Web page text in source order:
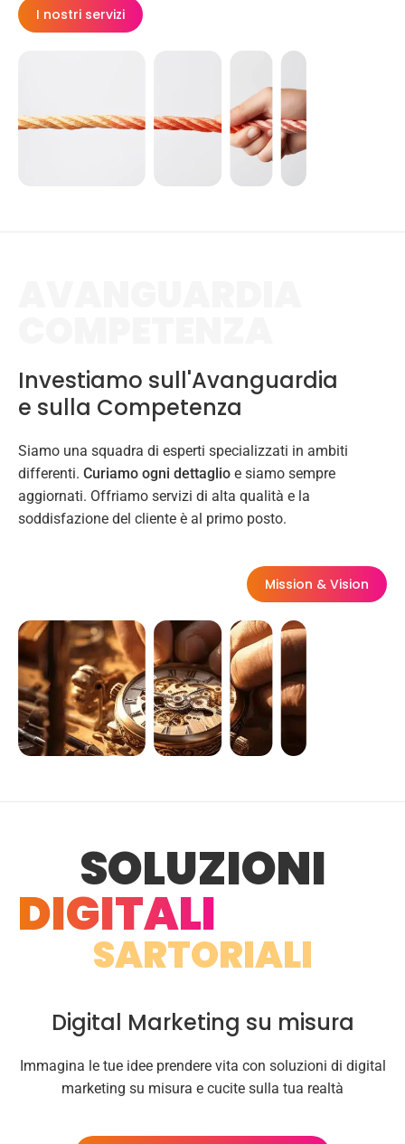
I nostri servizi
Investiamo sull'Avanguardia
e sulla Competenza
Siamo una squadra di esperti specializzati in ambiti
differenti. Curiamo ogni dettaglio e siamo sempre
aggiornati. Offriamo servizi di alta qualità e la
soddisfazione del cliente è al primo posto.
Mission & Vision
SOLUZIONI
DIGITALI
SARTORIALI
Digital Marketing su misura
Immagina le tue idee prendere vita con soluzioni di digital
marketing su misura e cucite sulla tua realtà